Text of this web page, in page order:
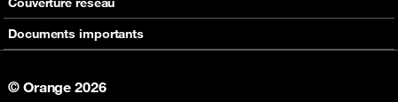
Boutique
Fondation Orange
Documents importants
© Orange 2026